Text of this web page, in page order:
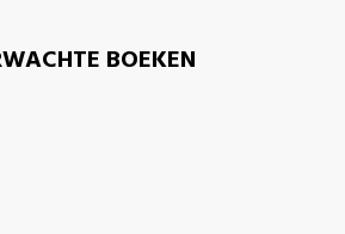
BOEKEN